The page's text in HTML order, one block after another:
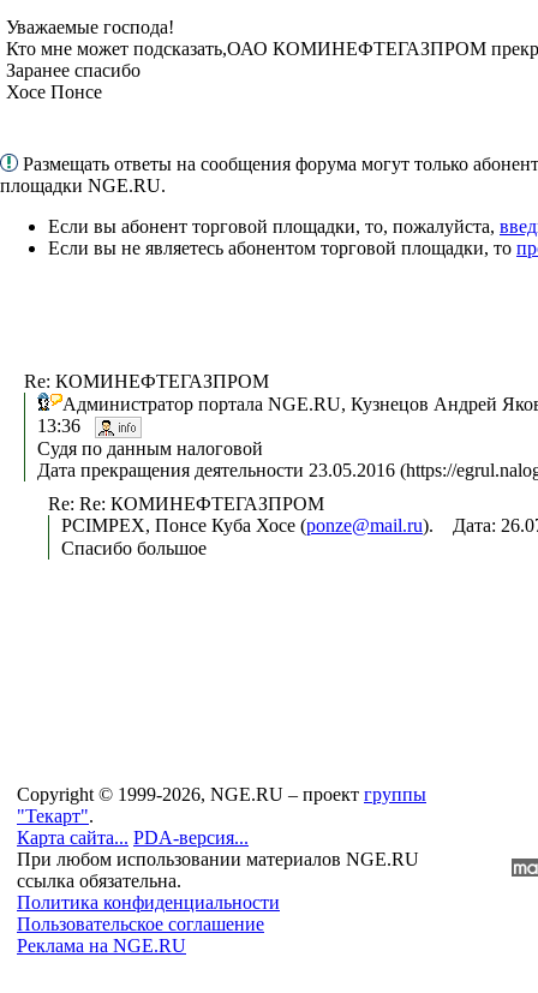
Уважаемые господа!
Кто мне может подсказать,ОАО КОМИНЕФТЕГАЗПРОМ
Заранее спасибо
Хосе Понсе
Размещать ответы на сообщения форума могут только
площадки NGE.RU.
Если вы абонент торговой площадки, то, пожалуйста,
Если вы не являетесь абонентом торговой площадки, то
Re: КОМИНЕФТЕГАЗПРОМ
Администратор портала NGE.RU, Кузнецов Андрей
13:36
Судя по данным налоговой
Дата прекращения деятельности 23.05.2016 (https://
Re: Re: КОМИНЕФТЕГАЗПРОМ
PCIMPEX, Понсе Куба Хосе (ponze@mail.ru). Дата:
Спасибо большое
Copyright © 1999-2026, NGE.RU – проект группы
"Текарт".
Карта сайта... PDA-версия...
При любом использовании материалов NGE.RU
ссылка обязательна.
Политика конфиденциальности
Пользовательское соглашение
Реклама на NGE.RU